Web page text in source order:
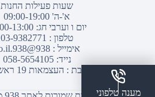
שעות פעילות החנות
א'-ה' 09:00-19:00
יום ו וערבי חג: 09:00-13:00
טלפון : 03-9382771
אימייל :938@938.co.il
נייד: 058-5654105
כתובת : העצמאות 19 ראש העין
מענה טלפוני